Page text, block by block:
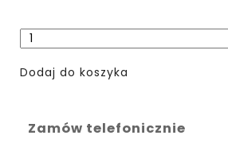
Dodaj do koszyka
Zamów telefonicznie